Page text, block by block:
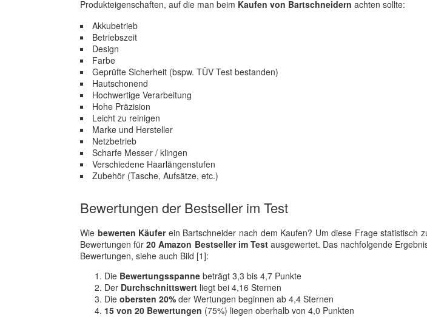
Produkteigenschaften, auf die man beim Kaufen von Bartschneidern achten sollte:
Akkubetrieb
Betriebszeit
Design
Farbe
Geprüfte Sicherheit (bspw. TÜV Test bestanden)
Hautschonend
Hochwertige Verarbeitung
Hohe Präzision
Leicht zu reinigen
Marke und Hersteller
Netzbetrieb
Scharfe Messer / klingen
Verschiedene Haarlängenstufen
Zubehör (Tasche, Aufsätze, etc.)
Bewertungen der Bestseller im Test
Wie bewerten Käuferein Bartschneider nach dem Kaufen? Um diese Frage statistisch
Bewertungen für20 Amazon Bestseller im Testausgewertet. Das nachfolgende
Bewertungen, siehe auch Bild [1]:
Die Bewertungsspanne beträgt 3,3 bis 4,7 Punkte
Der Durchschnittswert liegt bei 4,16 Sternen
Die obersten 20% der Wertungen beginnen ab 4,4 Sternen
15 von 20 Bewertungen (75%) liegen oberhalb von 4,0 Punkten